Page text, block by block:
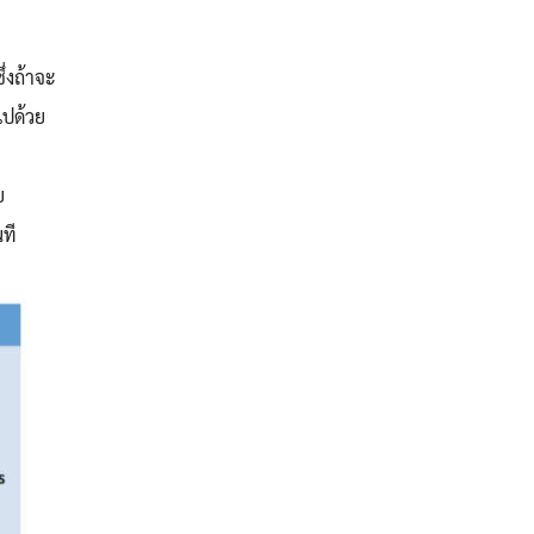
ถ้าจะ
ด้วย
ที